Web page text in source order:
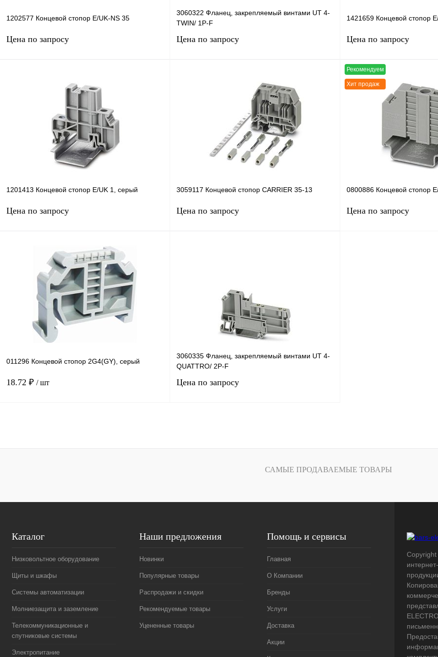
1202577 Концевой стопор E/UK-NS 35
Цена по запросу
Сравнение
наличии
3060322 Фланец, закрепляемый винтами UT 4-
TWIN/ 1P-F
Цена по запросу
Сравнение
Под заказ
1421659 Концевой стопор
Цена по запросу
Купить в 1 клик
1201413 Концевой стопор E/UK 1, серый
Цена по запросу
Запросить цену
Купить в 1 клик Сравнение
В избранное Под заказ
3059117 Концевой стопор CARRIER 35-13
Цена по запросу
Рекомендуем
Хит продаж
0800886 Концевой стопор
Цена по запросу
011296 Концевой стопор 2G4(GY), серый
18.72 ₽ / шт
Купить в 1 клик Сравнение
3060335 Фланец, закрепляемый винтами UT 4-
QUATTRO/ 2P-F
Цена по запросу
Купить в 1 клик Сравнение
САМЫЕ ПРОДАВАЕМЫЕ ТОВАРЫ
Каталог
Низковольтное оборудование
Щиты и шкафы
Системы автоматизации
Молниезащита и заземление
Телекоммуникационные и
спутниковые системы
Электропитание
Наши предложения
Новинки
Популярные товары
Распродажи и скидки
Рекомендуемые товары
Уцененные товары
Помощь и сервисы
Главная
О Компании
Бренды
Услуги
Доставка
Акции